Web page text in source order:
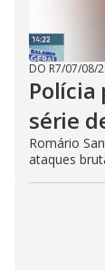
DO R7/07/08/
série
Romário
ataques